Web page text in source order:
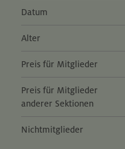
Datum
Alter
Preis für Mitglieder
Preis für Mitglieder
anderer Sektionen
Nichtmitglieder